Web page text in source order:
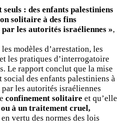
seuls : des enfants palestiniens
solitaire à des fins
les autorités israéliennes »,
modèles d’arrestation, les
les pratiques d’interrogatoire
Le rapport conclut que la mise
des enfants palestiniens à
les autorités israéliennes
confinement solitaire et qu’elle
à un traitement cruel,
en vertu des normes des lois